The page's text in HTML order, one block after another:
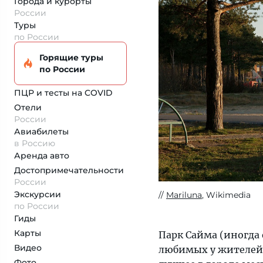
России
Туры
по России
Горящие туры
по России
ПЦР и тесты на COVID
Отели
России
Авиабилеты
в Россию
Аренда авто
Достопримеча­тельности
России
Экскурсии
по России
Гиды
Карты
Видео
Mariluna, Wikimedia
Парк Сайма
любимых у жителей